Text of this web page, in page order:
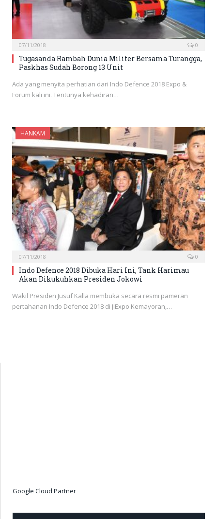
07/11/2018 0
Tugasanda Rambah Dunia Militer Bersama Turangga,
Paskhas Sudah Borong 13 Unit
Ada yang menyita perhatian dari Indo Defence 2018 Expo &
Forum kali ini. Tentunya kehadiran…
HANKAM
07/11/2018 0
Indo Defence 2018 Dibuka Hari Ini, Tank Harimau
Akan Dikukuhkan Presiden Jokowi
Wakil Presiden Jusuf Kalla membuka secara resmi pameran
pertahanan Indo Defence 2018 di JIExpo Kemayoran,…
Google Cloud Partner